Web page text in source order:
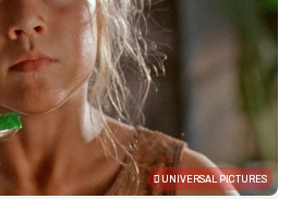
UNIVERSAL PICTURES